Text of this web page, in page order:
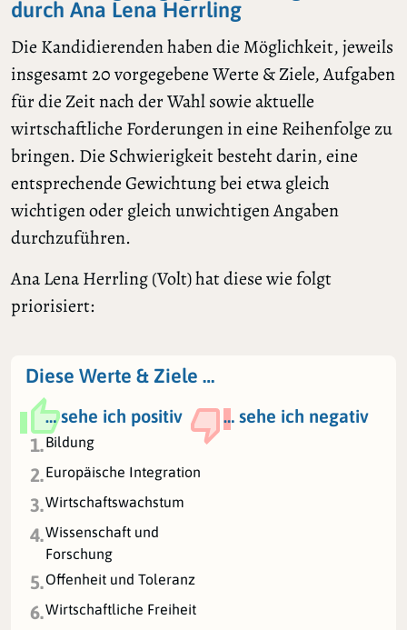
durch Ana Lena Herrling
Die Kandidierenden haben die Möglichkeit, jeweils
insgesamt 20 vorgegebene Werte & Ziele, Aufgaben
für die Zeit nach der Wahl sowie aktuelle
wirtschaftliche Forderungen in eine Reihenfolge zu
bringen. Die Schwierigkeit besteht darin, eine
entsprechende Gewichtung bei etwa gleich
wichtigen oder gleich unwichtigen Angaben
durchzuführen.
Ana Lena Herrling (Volt) hat diese wie folgt
priorisiert:
Diese Werte & Ziele …
… sehe ich positiv
… sehe ich negativ
1.Bildung
2.Europäische Integration
3.Wirtschaftswachstum
4.Wissenschaft und
Forschung
5.Offenheit und Toleranz
6.Wirtschaftliche Freiheit